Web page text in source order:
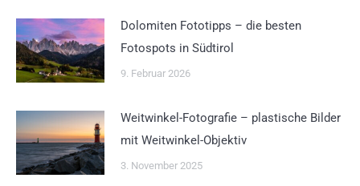
Dolomiten Fototipps – die besten
Fotospots in Südtirol
9. Februar 2026
Weitwinkel-Fotografie – plastische Bilder
mit Weitwinkel-Objektiv
3. November 2025